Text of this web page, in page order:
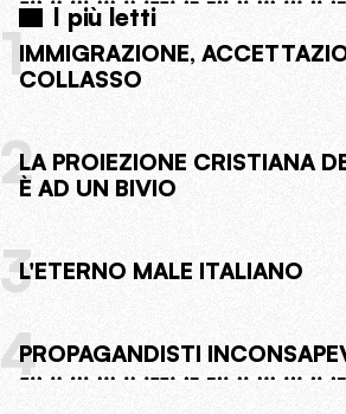
I più letti
1IMMIGRAZIONE,
COLLASSO
2LA PROIEZIONE CRISTIANA
È AD UN BIVIO
3L'ETERNO MALE ITALIANO
4PROPAGANDISTI